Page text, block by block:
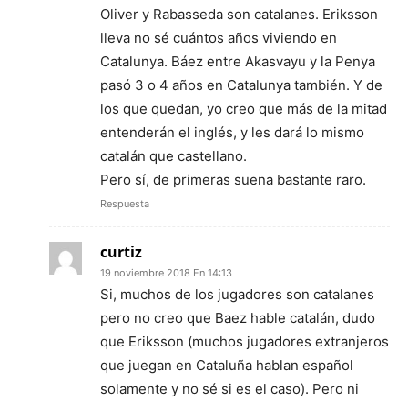
Oliver y Rabasseda son catalanes. Eriksson
lleva no sé cuántos años viviendo en
Catalunya. Báez entre Akasvayu y la Penya
pasó 3 o 4 años en Catalunya también. Y de
los que quedan, yo creo que más de la mitad
entenderán el inglés, y les dará lo mismo
catalán que castellano.
Pero sí, de primeras suena bastante raro.
Respuesta
curtiz
19 noviembre 2018 En 14:13
Si, muchos de los jugadores son catalanes
pero no creo que Baez hable catalán, dudo
que Eriksson (muchos jugadores extranjeros
que juegan en Cataluña hablan español
solamente y no sé si es el caso). Pero ni